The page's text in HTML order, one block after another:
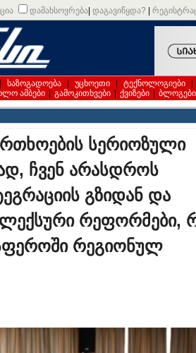
დამახსოვრება დაგავიწყდა?
საზოგადოება უცხოეთი ტექნოლოგიები
ამბები გამოკითხვები ქვიზები ბლოგები
სერიოზული
ჩვენ არასდროს
გზიდან და
რეფორმები,
რეგიონულ